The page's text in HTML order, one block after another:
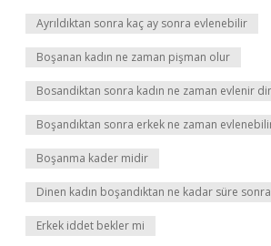
Ayrıldıktan sonra kaç ay sonra evlenebilir
Boşanan kadın ne zaman pişman olur
Bosandiktan sonra kadın ne zaman evlenir
Boşandıktan sonra erkek ne zaman
Boşanma kader midir
Dinen kadın boşandıktan ne kadar süre
Erkek iddet bekler mi